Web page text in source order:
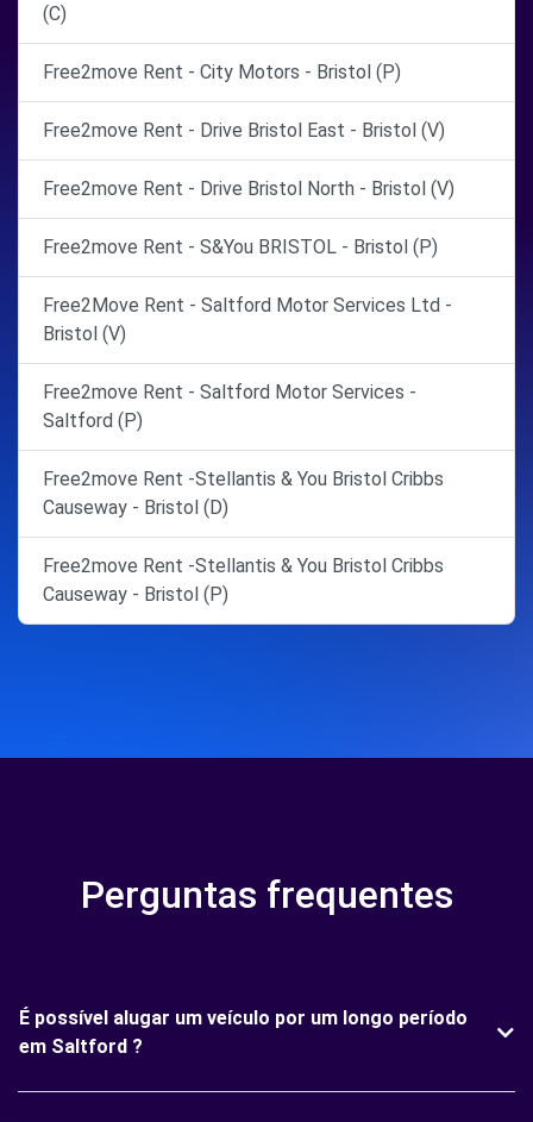
(C)
Free2move Rent - City Motors - Bristol (P)
Free2move Rent - Drive Bristol East - Bristol (V)
Free2move Rent - Drive Bristol North - Bristol (V)
Free2move Rent - S&You BRISTOL - Bristol (P)
Free2Move Rent - Saltford Motor Services Ltd -
Bristol (V)
Free2move Rent - Saltford Motor Services -
Saltford (P)
Free2move Rent -Stellantis & You Bristol Cribbs
Causeway - Bristol (D)
Free2move Rent -Stellantis & You Bristol Cribbs
Causeway - Bristol (P)
Perguntas frequentes
É possível alugar um veículo por um longo período
em Saltford ?